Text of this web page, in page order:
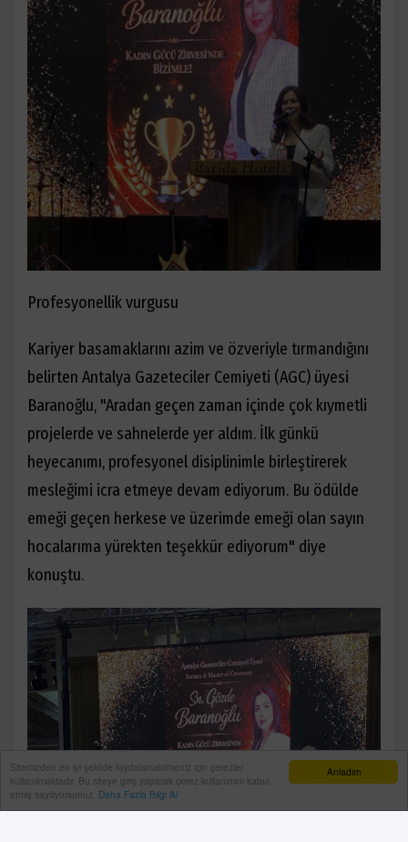
Anladım
Sitemizden en iyi şekilde faydalanabilmeniz için çerezler
kullanılmaktadır. Bu siteye giriş yaparak çerez kullanımını kabul
etmiş sayılıyorsunuz. Daha Fazla Bilgi Al
Profesyonellik vurgusu
Kariyer basamaklarını azim ve özveriyle tırmandığını
belirten Antalya Gazeteciler Cemiyeti (AGC) üyesi
Baranoğlu, "Aradan geçen zaman içinde çok kıymetli
projelerde ve sahnelerde yer aldım. İlk günkü
heyecanımı, profesyonel disiplinimle birleştirerek
mesleğimi icra etmeye devam ediyorum. Bu ödülde
emeği geçen herkese ve üzerimde emeği olan sayın
hocalarıma yürekten teşekkür ediyorum" diye
konuştu.